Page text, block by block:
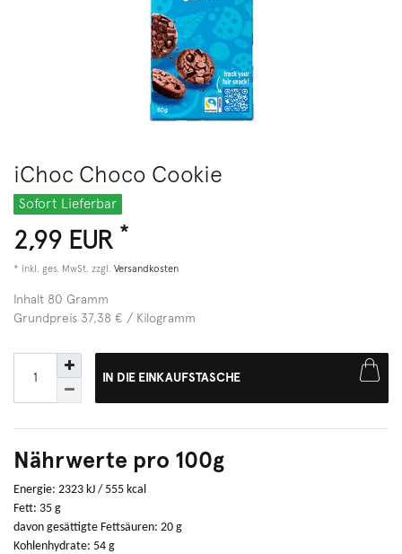
iChoc Choco Cookie
Sofort Lieferbar
2,99 EUR *
* inkl. ges. MwSt. zzgl. Versandkosten
Inhalt 80 Gramm
Grundpreis 37,38 € / Kilogramm
IN DIE EINKAUFSTASCHE
Nährwerte pro 100g
Energie: 2323 kJ / 555 kcal
Fett: 35 g
davon gesättigte Fettsäuren: 20 g
Kohlenhydrate: 54 g